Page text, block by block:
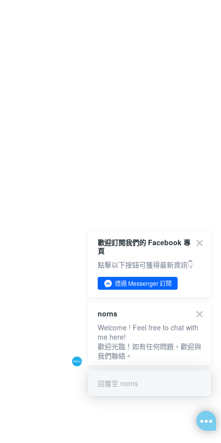
歡迎訂閱我們的 Facebook 專
頁
點擊以下按鈕可獲得最新資訊👇
透過 Messenger 訂閱
norns
Welcome ! Feel free to chat with
me here!
歡迎光臨！如有任何問題，歡迎與
我們聯絡。
回覆至 norns